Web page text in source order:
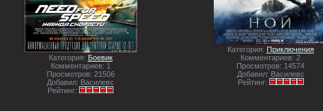
Категория: Боевик
Комментариев: 1
Просмотров: 21506
Добавил: Василевс
Рейтинг:
Категория: Приключения
Комментариев: 2
Просмотров: 14574
Добавил: Василевс
Рейтинг: